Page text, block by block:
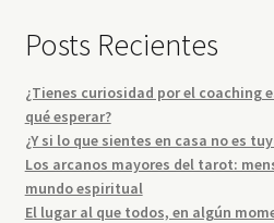
Posts Recientes
¿Tienes curiosidad por el coaching
qué esperar?
¿Y si lo que sientes en casa no es
Los arcanos mayores del tarot:
mundo espiritual
El lugar al que todos, en algún